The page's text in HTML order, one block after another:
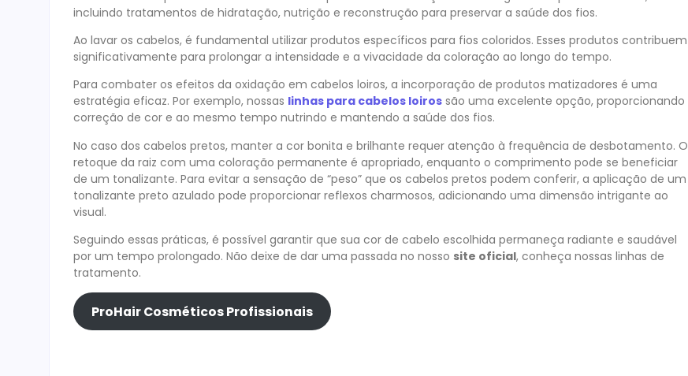
incluindo tratamentos de hidratação, nutrição e reconstrução para preservar a saúde dos fios.
Ao lavar os cabelos, é fundamental utilizar produtos específicos para fios coloridos. Esses produtos contribuem
significativamente para prolongar a intensidade e a vivacidade da coloração ao longo do tempo.
Para combater os efeitos da oxidação em cabelos loiros, a incorporação de produtos matizadores é uma
estratégia eficaz. Por exemplo, nossas linhas para cabelos loiros são uma excelente opção, proporcionando
correção de cor e ao mesmo tempo nutrindo e mantendo a saúde dos fios.
No caso dos cabelos pretos, manter a cor bonita e brilhante requer atenção à frequência de desbotamento. O
retoque da raiz com uma coloração permanente é apropriado, enquanto o comprimento pode se beneficiar
de um tonalizante. Para evitar a sensação de “peso” que os cabelos pretos podem conferir, a aplicação de um
tonalizante preto azulado pode proporcionar reflexos charmosos, adicionando uma dimensão intrigante ao
visual.
Seguindo essas práticas, é possível garantir que sua cor de cabelo escolhida permaneça radiante e saudável
por um tempo prolongado. Não deixe de dar uma passada no nosso site oficial, conheça nossas linhas de
tratamento.
ProHair Cosméticos Profissionais